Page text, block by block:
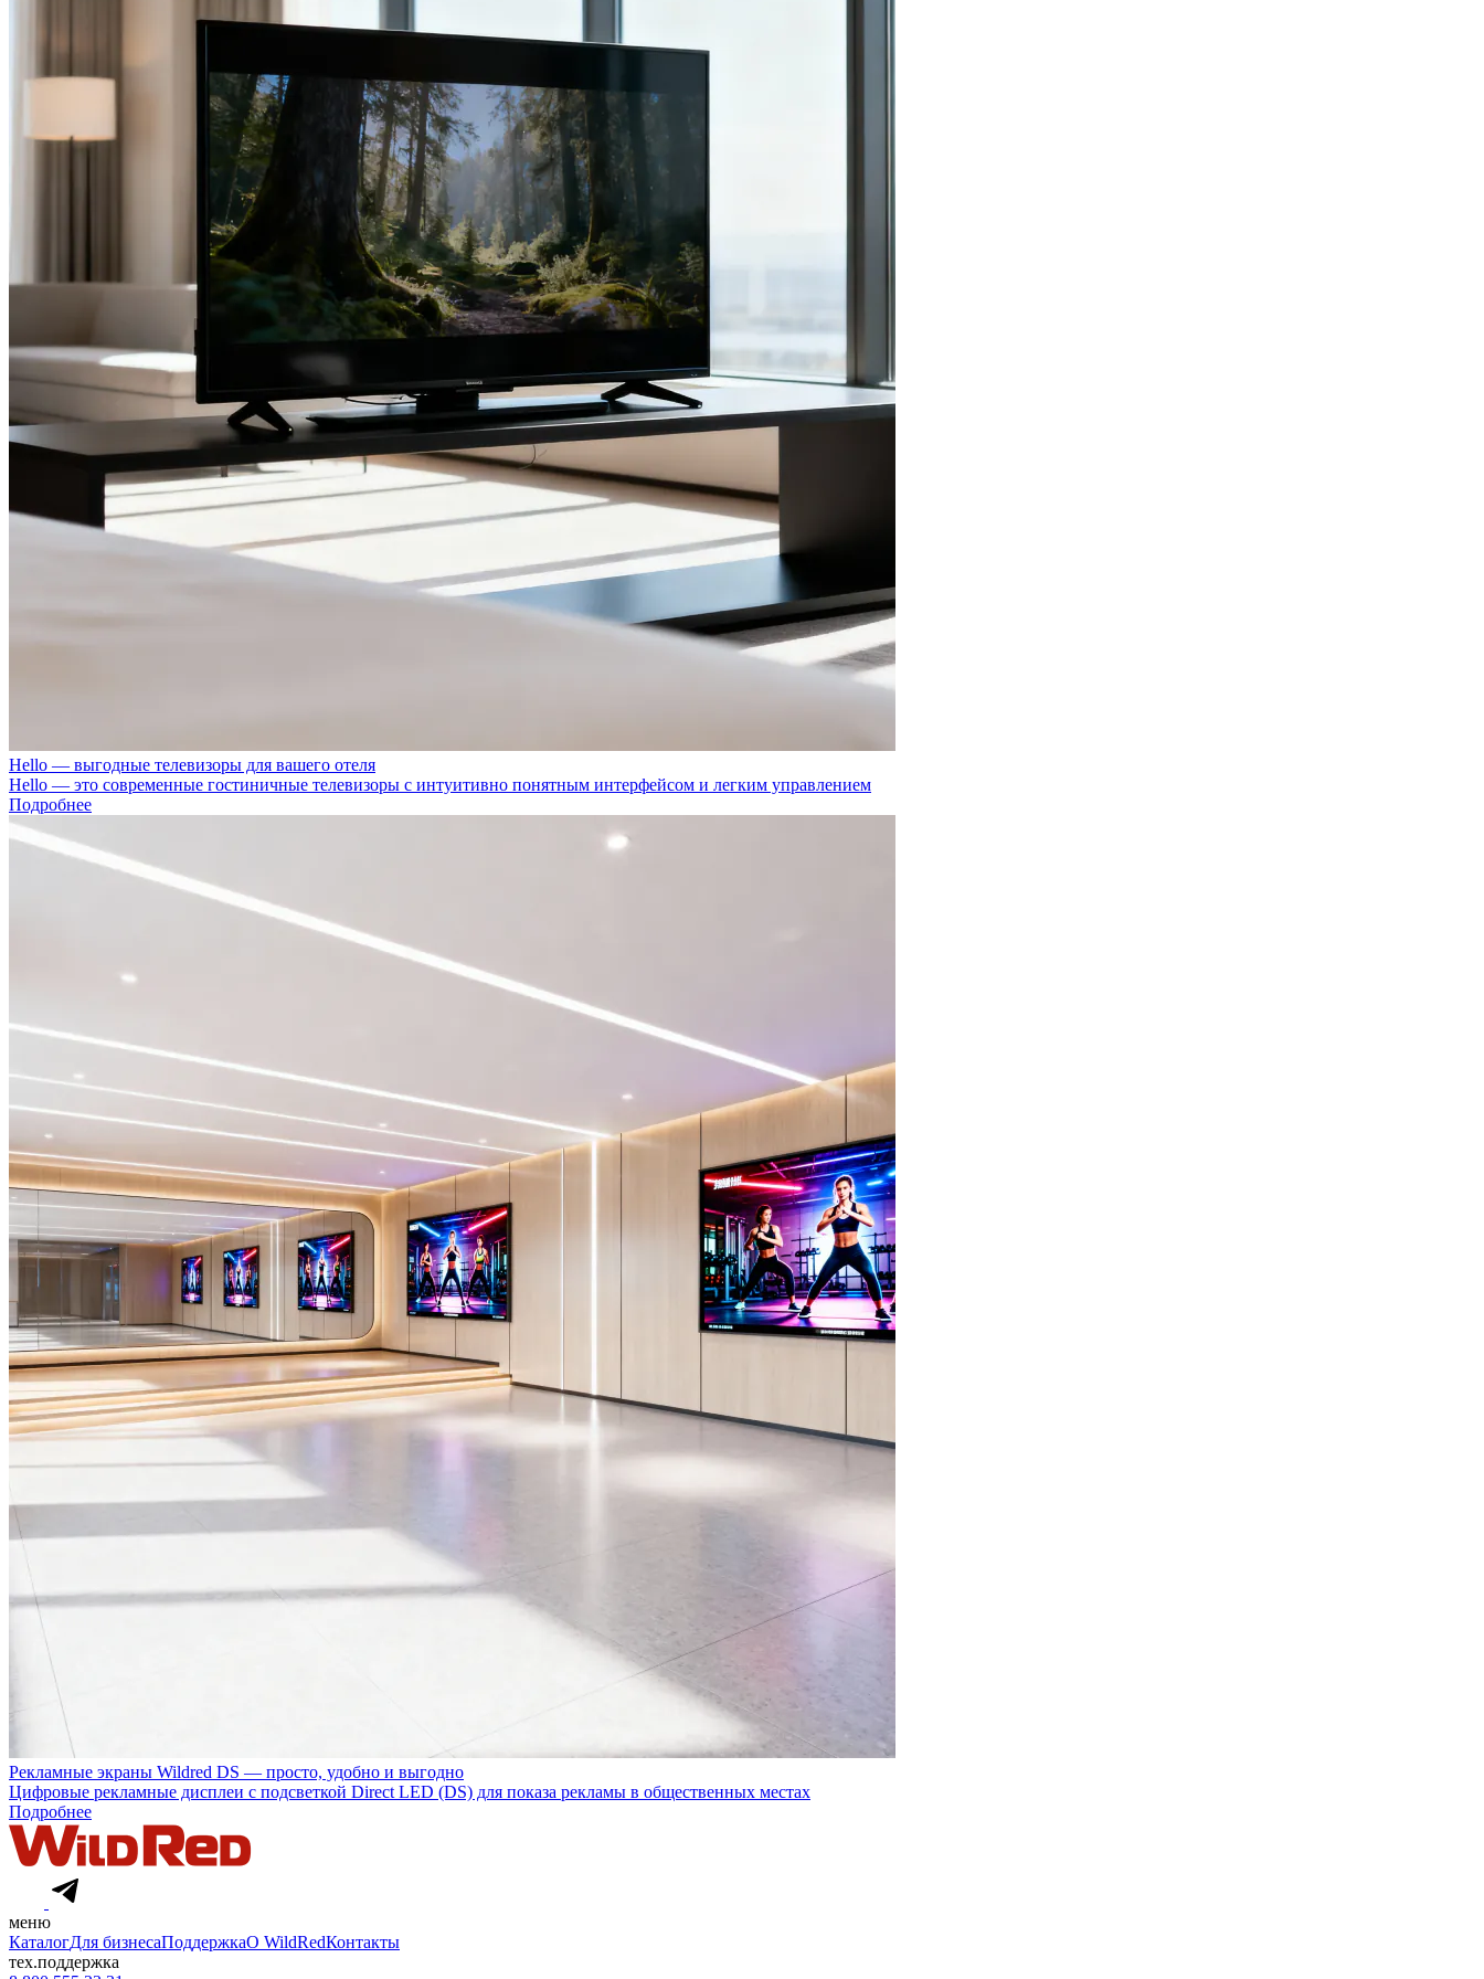
Hello — выгодные телевизоры для вашего отеля
Hello — это современные гостиничные телевизоры с интуитивно понятным интерфейсом и легким управлением
Подробнее
Рекламные экраны Wildred DS — просто, удобно и выгодно
Цифровые рекламные дисплеи с подсветкой Direct LED (DS) для показа рекламы в общественных местах
Подробнее
меню
КаталогДля бизнесаПоддержкаО WildRedКонтакты
тех.поддержка